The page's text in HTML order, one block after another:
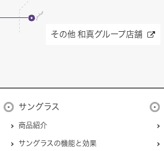
その他 和真グループ店舗
サングラス
商品紹介
サングラスの機能と効果